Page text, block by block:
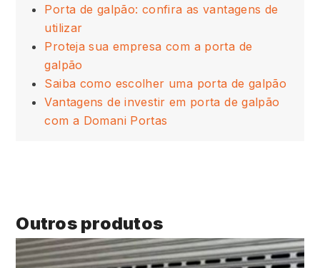
Porta de galpão: confira as vantagens de
utilizar
Proteja sua empresa com a porta de
galpão
Saiba como escolher uma porta de galpão
Vantagens de investir em porta de galpão
com a Domani Portas
Outros produtos